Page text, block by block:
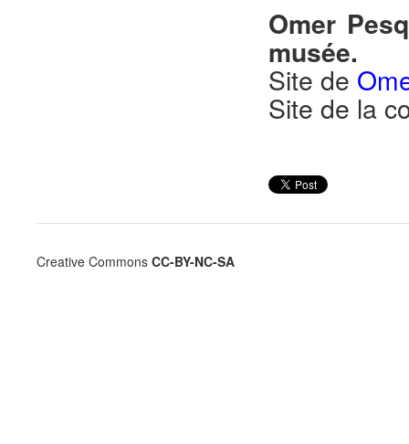
Omer
musée.
Site de
Site de la
Creative Commons CC-BY-NC-SA